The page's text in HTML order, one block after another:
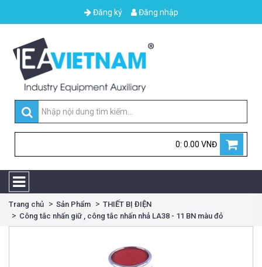
Đăng ký Đăng nhập
0: 0.00 VNĐ
Trang chủ Sản Phẩm
THIẾT BỊ ĐIỆN
Công tắc nhấn giữ , công tắc nhấn nhả LA38 - 11 BN màu đỏ